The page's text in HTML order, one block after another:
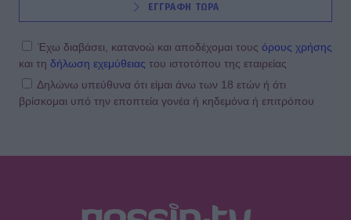
ΕΓΓΡΑΦΗ ΤΩΡΑ
Έχω διαβάσει, κατανοώ και αποδέχομαι τους όρους χρήσης
και τη δήλωση εχεμύθειας του ιστοτόπου της εταιρείας
Δηλώνω υπεύθυνα ότι είμαι άνω των 18 ετών ή ότι
βρίσκομαι υπό την εποπτεία γονέα ή κηδεμόνα ή επιτρόπου